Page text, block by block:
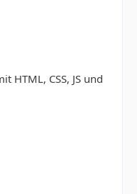
HTML, CSS, JS und